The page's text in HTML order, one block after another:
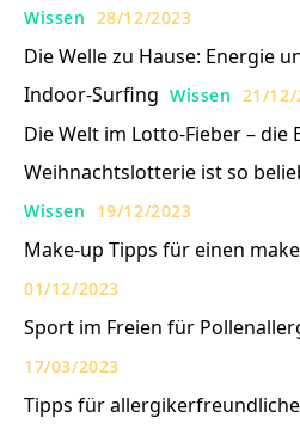
Wissen 28/12/2023
Die Welle zu Hause: Energie
Indoor-Surfing Wissen 21/12/
Die Welt im Lotto-Fieber – die
Weihnachtslotterie ist so
Wissen 19/12/2023
Make-up Tipps für einen
01/12/2023
Sport im Freien für
17/03/2023
Tipps für